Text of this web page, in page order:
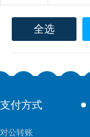
全选
支付方式
对公转账